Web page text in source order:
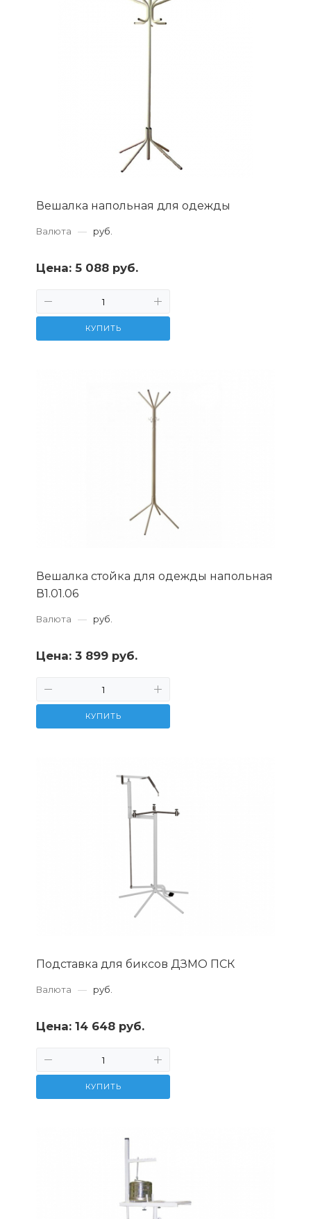
Вешалка напольная для одежды
Валюта — руб.
Цена: 5 088 руб.
КУПИТЬ
Вешалка стойка для одежды напольная
В1.01.06
Валюта — руб.
Цена: 3 899 руб.
КУПИТЬ
Подставка для биксов ДЗМО ПСК
Валюта — руб.
Цена: 14 648 руб.
КУПИТЬ